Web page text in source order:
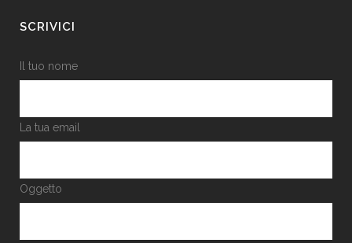
SCRIVICI
Il tuo nome
La tua email
Oggetto